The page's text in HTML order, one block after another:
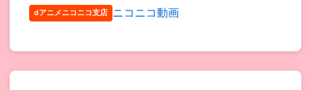
dアニメニコニコ支店 ニコニコ動画